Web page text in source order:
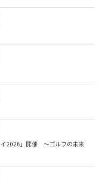
イ2026」開催 ～ゴルフの未来